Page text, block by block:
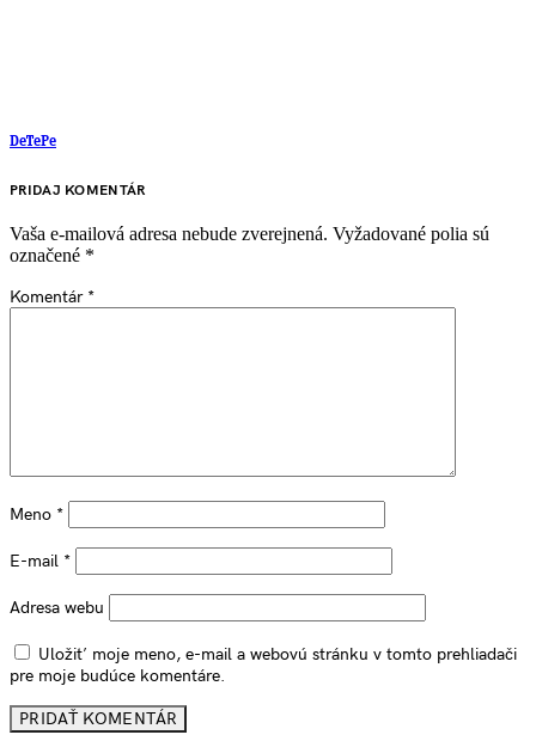
DeTePe
PRIDAJ KOMENTÁR
Vaša e-mailová adresa nebude zverejnená. Vyžadované polia sú
označené *
Komentár *
Meno *
E-mail *
Adresa webu
Uložiť moje meno, e-mail a webovú stránku v tomto prehliadači
pre moje budúce komentáre.